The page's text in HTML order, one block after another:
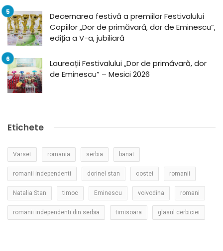
Decernarea festivă a premiilor Festivalului
Copiilor „Dor de primăvară, dor de Eminescu”,
ediția a V-a, jubiliară
Laureații Festivalului „Dor de primăvară, dor
de Eminescu” – Mesici 2026
Etichete
Varset romania serbia banat
romanii independenti dorinel stan costei romanii
Natalia Stan timoc Eminescu voivodina romani
romanii independenti din serbia timisoara glasul cerbiciei